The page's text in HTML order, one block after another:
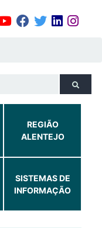
REGIÃO
ALENTEJO
SISTEMAS DE
INFORMAÇÃO